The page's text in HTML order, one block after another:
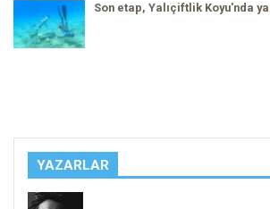
Son etap, Yalıçiftlik Koyu'nda
YAZARLAR